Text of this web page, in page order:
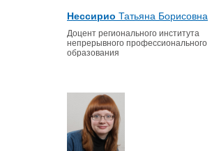
Нессирио Татьяна Борисовна
Доцент регионального института
непрерывного профессионального
образования